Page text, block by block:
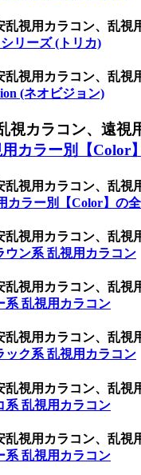
視用カラコン、乱
リーズ (トリカ)
視用カラコン、乱
(ネオビジョン)
カラコン、遠
カラー別【Color】
視用カラコン、乱
カラー別【Color】の
視用カラコン、乱
ウン系 乱視用カラコン
視用カラコン、乱
系 乱視用カラコン
視用カラコン、乱
ック系 乱視用カラコン
視用カラコン、乱
系 乱視用カラコン
視用カラコン、乱
系 乱視用カラコン